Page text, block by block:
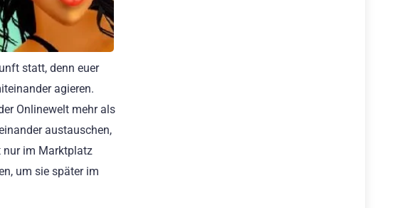
statt, denn euer
agieren.
Onlinewelt mehr als
austauschen,
nur im Marktplatz
um sie später im